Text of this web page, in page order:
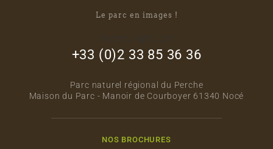
Le parc en images !
+33 (0)2 33 85 36 36
Parc naturel régional du Perche
Maison du Parc - Manoir de Courboyer 61340 Nocé
NOS BROCHURES